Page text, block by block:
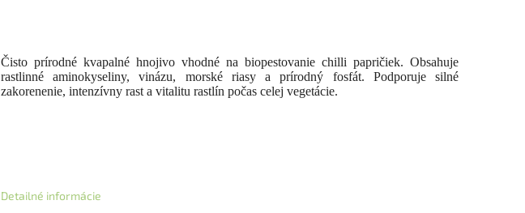
Čisto prírodné kvapalné hnojivo vhodné na biopestovanie chilli papričiek. Obsahuje
rastlinné aminokyseliny, vinázu, morské riasy a prírodný fosfát. Podporuje silné
zakorenenie, intenzívny rast a vitalitu rastlín počas celej vegetácie.
Detailné informácie